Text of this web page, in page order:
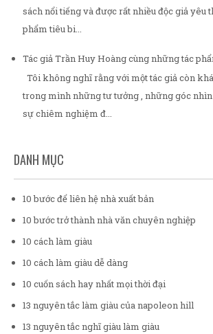
sách nổi tiếng và được rất nhiều độc giả yêu
phẩm tiêu bi...
Tác giả Trần Huy Hoàng cùng những tác
Tôi không nghĩ rằng với một tác giả còn
trong mình những tư tưởng , những góc nhìn
sự chiêm nghiệm đ...
DANH MỤC
10 bước để liên hệ nhà xuất bản
10 bước trở thành nhà văn chuyên nghiệp
10 cách làm giàu
10 cách làm giàu dễ dàng
10 cuốn sách hay nhất mọi thời đại
13 nguyên tắc làm giàu của napoleon hill
13 nguyên tắc nghĩ giàu làm giàu